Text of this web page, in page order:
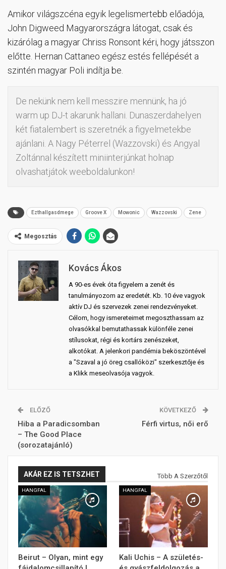
Amikor világszcéna egyik legelismertebb előadója,
John Digweed Magyarországra látogat, csak és
kizárólag a magyar Chriss Ronsont kéri, hogy játsszon
előtte. Hernan Cattaneo egész estés fellépését a
szintén magyar Poli indítja be.
De nekünk nem kell messzire mennünk, ha jó
warm up DJ-t akarunk hallani. Dunaszerdahelyen
két fiatalembert is szeretnék a figyelmetekbe
ajánlani. A Nagy Péterrel (Wazzovski) és Angyal
Zoltánnal készített miniinterjúnkat holnap
olvashatjátok weeboldalunkon!
Ezthallgasdmege Groove X Mowonic Wazzovski Zene
Megosztás
Kovács Ákos
A 90-es évek óta figyelem a zenét és
tanulmányozom az eredetét. Kb. 10 éve vagyok
aktív DJ és szervezek zenei rendezvényeket.
Célom, hogy ismereteimet megoszthassam az
olvasókkal bemutathassak különféle zenei
stílusokat, régi és kortárs zenészeket,
alkotókat. A jelenkori pandémia beköszöntével
a "Szaval a jó öreg csallóközi" szerkesztője és
a Klikk meseolvasója vagyok.
ELŐZŐ
Hiba a Paradicsomban
– The Good Place
(sorozatajánló)
KÖVETKEZŐ
Férfi virtus, női erő
AKÁR EZ IS TETSZHET Több A Szerzőtől
HANGFAL
Beirut – Olyan, mint egy
HANGFAL
Kali Uchis – A születés-